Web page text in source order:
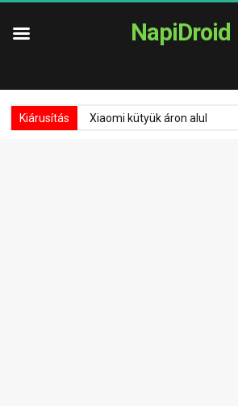
NapiDroid
Kiárusítás Xiaomi kütyük áron alul